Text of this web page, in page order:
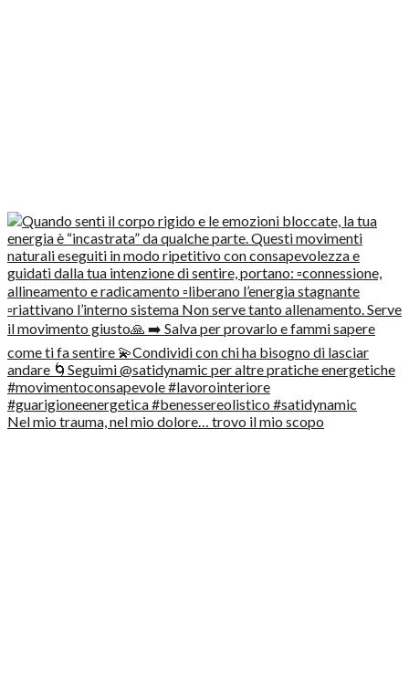
Nel mio trauma, nel mio dolore… trovo il mio scopo